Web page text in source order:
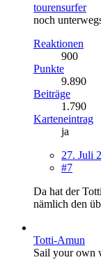
tourensurfer
noch
Reaktionen
900
Punkte
9.890
Beiträge
1.790
Karteneintrag
ja
27. Juli
#7
Da hat der
nämlich den
Totti-Amun
Sail your own